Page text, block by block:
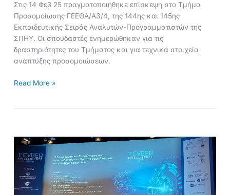
Στις 14 Φεβ 25 πραγματοποιήθηκε επίσκεψη στο Τμήμα
Προσομοίωσης ΓΕΕΘΑ/Α3/4, της 144ης και 145ης
Εκπαιδευτικής Σειράς Αναλυτών-Προγραμματιστών της
ΣΠΗΥ. Οι σπουδαστές ενημερώθηκαν για τις
δραστηριότητες του Τμήματος και για τεχνικά στοιχεία
ανάπτυξης προσομοιώσεων.
Read More »
Συμμετοχή
των
σπουδαστών
του
Τμήματος